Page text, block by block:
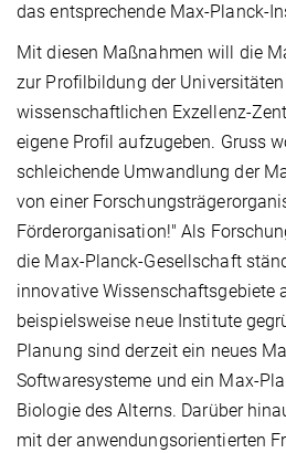
das entsprechende Max-Planck-
Mit diesen Maßnahmen will die
zur Profilbildung der
wissenschaftlichen Exzellenz-
eigene Profil aufzugeben. Gruss
schleichende Umwandlung der
von einer
Förderorganisation!" Als
die Max-Planck-Gesellschaft
innovative Wissenschaftsgebiete
beispielsweise neue Institute
Planung sind derzeit ein neues
Softwaresysteme und ein Max-
Biologie des Alterns. Darüber
mit der anwendungsorientierten